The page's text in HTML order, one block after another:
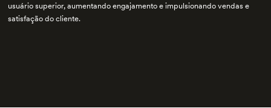
usuário superior, aumentando engajamento e impulsionando vendas e
satisfação do cliente.